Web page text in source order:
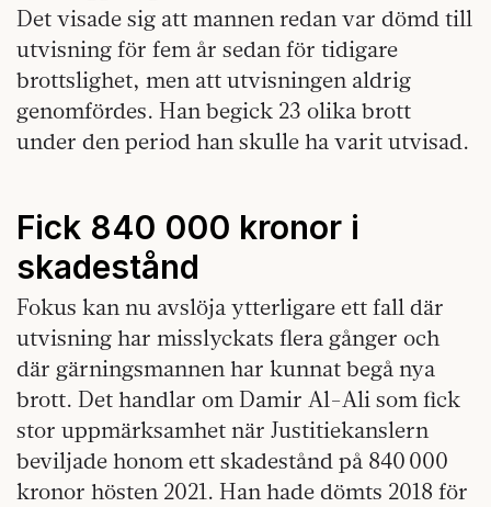
Det visade sig att mannen redan var dömd till
utvisning för fem år sedan för tidigare
brottslighet, men att utvisningen aldrig
genomfördes. Han begick 23 olika brott
under den period han skulle ha varit utvisad.
Fick 840 000 kronor i
skadestånd
Fokus kan nu avslöja ytterligare ett fall där
utvisning har misslyckats flera gånger och
där gärningsmannen har kunnat begå nya
brott. Det handlar om Damir Al-Ali som fick
stor uppmärksamhet när Justitiekanslern
beviljade honom ett skadestånd på 840 000
kronor hösten 2021. Han hade dömts 2018 för